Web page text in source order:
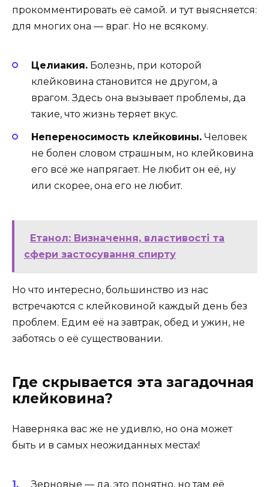
прокомментировать её самой. и тут выясняется:
для многих она — враг. Но не всякому.
Целиакия. Болезнь, при которой
клейковина становится не другом, а
врагом. Здесь она вызывает проблемы, да
такие, что жизнь теряет вкус.
Непереносимость клейковины. Человек
не болен словом страшным, но клейковина
его всё же напрягает. Не любит он её, ну
или скорее, она его не любит.
Етанол: Визначення, властивості та
сфери застосування спирту
Но что интересно, большинство из нас
встречаются с клейковиной каждый день без
проблем. Едим её на завтрак, обед и ужин, не
заботясь о её существовании.
Где скрывается эта загадочная
клейковина?
Наверняка вас же не удивлю, но она может
быть и в самых неожиданных местах!
Зерновые — да, это понятно, но там её